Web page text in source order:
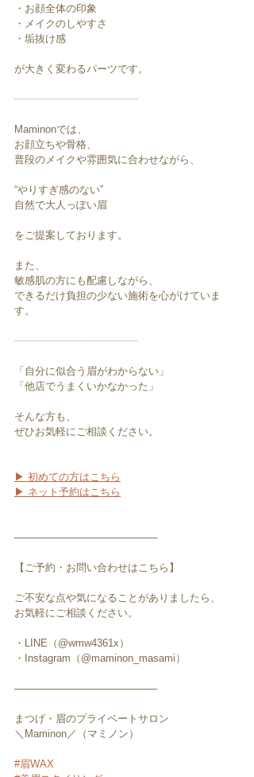
・お顔全体の印象
・メイクのしやすさ
・垢抜け感
が大きく変わるパーツです。
┈┈┈┈┈┈┈┈┈┈┈┈
Maminonでは、
お顔立ちや骨格、
普段のメイクや雰囲気に合わせながら、
“やりすぎ感のない”
自然で大人っぽい眉
をご提案しております。
また、
敏感肌の方にも配慮しながら、
できるだけ負担の少ない施術を心がけていま
す。
┈┈┈┈┈┈┈┈┈┈┈┈
「自分に似合う眉がわからない」
「他店でうまくいかなかった」
そんな方も、
ぜひお気軽にご相談ください。
▶ 初めての方はこちら
▶ ネット予約はこちら
────────────────────
【ご予約・お問い合わせはこちら】
ご不安な点や気になることがありましたら、
お気軽にご相談ください。
・LINE（@wmw4361x）
・Instagram（@maminon_masami）
────────────────────
まつげ・眉のプライベートサロン
＼Maminon／（マミノン）
#眉WAX